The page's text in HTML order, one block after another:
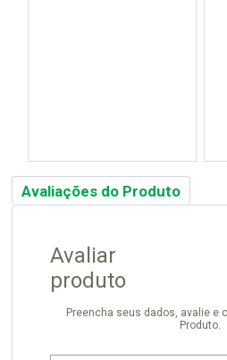
Avaliações do Produto
Avaliar
produto
Preencha seus dados, avalie e
Produto.